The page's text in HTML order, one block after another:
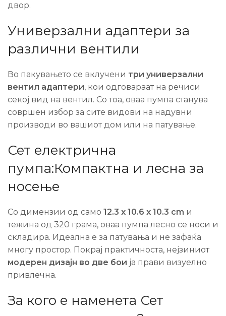
двор.
Универзални адаптери за
различни вентили
Во пакувањето се вклучени три универзални
вентил адаптери, кои одговараат на речиси
секој вид на вентил. Со тоа, оваа пумпа станува
совршен избор за сите видови на надувни
производи во вашиот дом или на патување.
Сет електрична
пумпа:Компактна и лесна за
носење
Со димензии од само 12.3 x 10.6 x 10.3 cm и
тежина од 320 грама, оваа пумпа лесно се носи и
складира. Идеална е за патувања и не зафаќа
многу простор. Покрај практичноста, нејзиниот
модерен дизајн во две бои ја прави визуелно
привлечна.
За кого е наменета Сет